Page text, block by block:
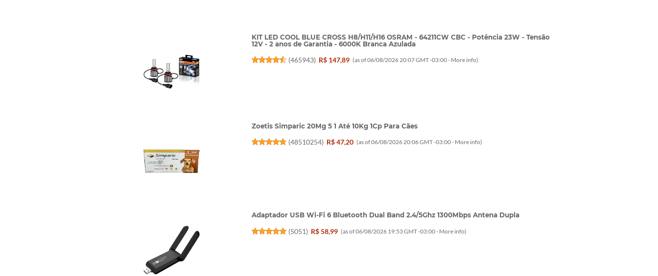
KIT LED COOL BLUE CROSS H8/H11/H16 OSRAM - 64211CW CBC - Potência 23W - Tensão
12V - 2 anos de Garantia - 6000K Branca Azulada
(465943) R$ 147,89 (as of 06/08/2026 20:07 GMT -03:00 - More info)
Zoetis Simparic 20Mg 5 1 Até 10Kg 1Cp Para Cães
(48510254) R$ 47,20 (as of 06/08/2026 20:06 GMT -03:00 - More info)
Adaptador USB Wi-Fi 6 Bluetooth Dual Band 2.4/5Ghz 1300Mbps Antena Dupla
(5051) R$ 58,99 (as of 06/08/2026 19:53 GMT -03:00 - More info)